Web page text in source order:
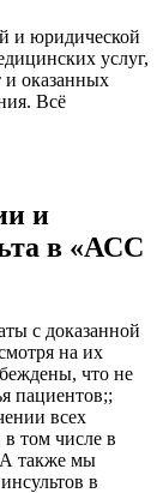
и юридической
услуг,
и оказанных
Всё
и
в «АСС
с доказанной
на их
что не
пациентов;;
всех
в том числе в
А также мы
в